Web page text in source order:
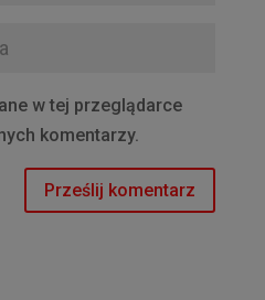
w tej przeglądarce
komentarzy.